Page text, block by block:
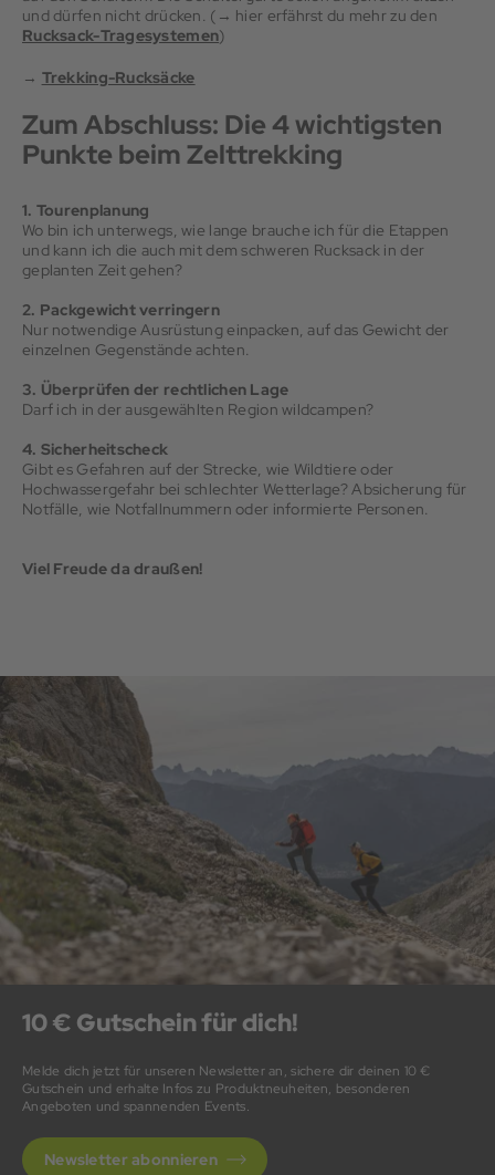
und dürfen nicht drücken. (→ hier erfährst du mehr zu den
Rucksack-Tragesystemen)
→ Trekking-Rucksäcke
Zum Abschluss: Die 4 wichtigsten
Punkte beim Zelttrekking
1. Tourenplanung
Wo bin ich unterwegs, wie lange brauche ich für die Etappen
und kann ich die auch mit dem schweren Rucksack in der
geplanten Zeit gehen?
2. Packgewicht verringern
Nur notwendige Ausrüstung einpacken, auf das Gewicht der
einzelnen Gegenstände achten.
3. Überprüfen der rechtlichen Lage
Darf ich in der ausgewählten Region wildcampen?
4. Sicherheitscheck
Gibt es Gefahren auf der Strecke, wie Wildtiere oder
Hochwassergefahr bei schlechter Wetterlage? Absicherung für
Notfälle, wie Notfallnummern oder informierte Personen.
Viel Freude da draußen!
10 € Gutschein für dich!
Melde dich jetzt für unseren Newsletter an, sichere dir deinen 10 €
Gutschein und erhalte Infos zu Produktneuheiten, besonderen
Angeboten und spannenden Events.
Newsletter abonnieren